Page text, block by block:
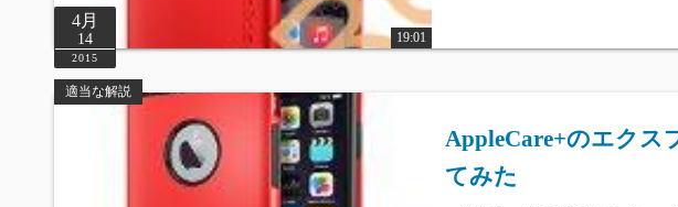
4月
14
2015
19:01
適当な解説
AppleCare+のエクス
てみた